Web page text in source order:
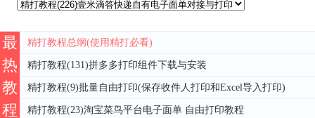
最
热
教
程
精打教程总纲(使用精打必看)
精打教程(131)拼多多打印组件下载与安装
精打教程(9)批量自由打印(保存收件人打印和Excel导入打印)
精打教程(23)淘宝菜鸟平台电子面单 自由打印教程